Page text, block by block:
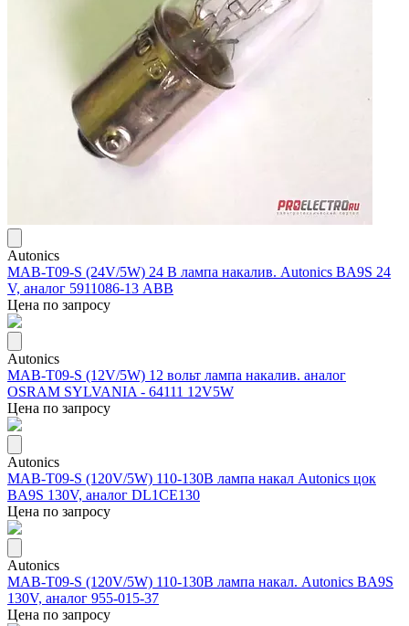
Autonics
MAB-T09-S (24V/5W) 24 В лампа накалив. Autonics BA9S 24
V, аналог 5911086-13 ABB
Цена по запросу
Autonics
MAB-T09-S (12V/5W) 12 вольт лампа накалив. аналог
OSRAM SYLVANIA - 64111 12V5W
Цена по запросу
Autonics
MAB-T09-S (120V/5W) 110-130В лампа накал Autonics цок
BA9S 130V, аналог DL1CE130
Цена по запросу
Autonics
MAB-T09-S (120V/5W) 110-130В лампа накал. Autonics BA9S
130V, аналог 955-015-37
Цена по запросу